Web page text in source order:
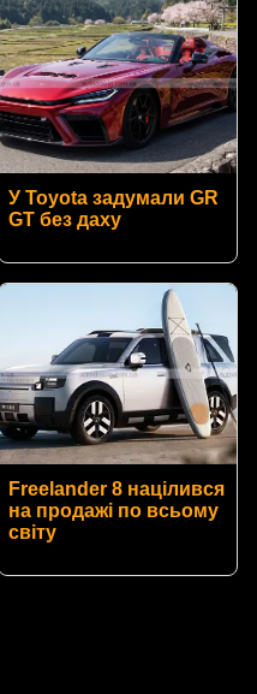
У Toyota задумали GR
GT без даху
Freelander 8 націлився
на продажі по всьому
світу